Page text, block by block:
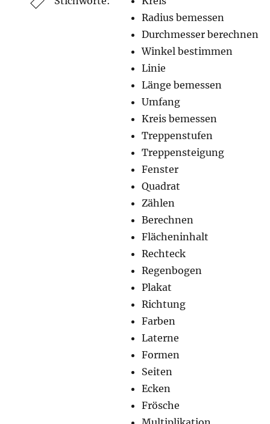
Radius bemessen
Durchmesser berechnen
Winkel bestimmen
Linie
Länge bemessen
Umfang
Kreis bemessen
Treppenstufen
Treppensteigung
Fenster
Quadrat
Zählen
Berechnen
Flächeninhalt
Rechteck
Regenbogen
Plakat
Richtung
Farben
Laterne
Formen
Seiten
Ecken
Frösche